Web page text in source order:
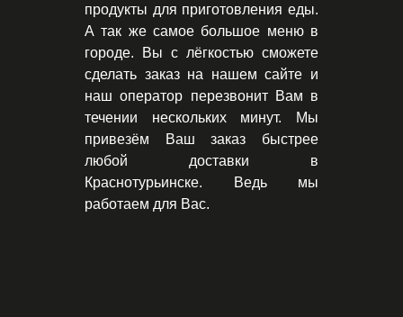
продукты для приготовления еды.
А так же самое большое меню в
городе. Вы с лёгкостью сможете
сделать заказ на нашем сайте и
наш оператор перезвонит Вам в
течении нескольких минут. Мы
привезём Ваш заказ быстрее
любой доставки в
Краснотурьинске. Ведь мы
работаем для Вас.